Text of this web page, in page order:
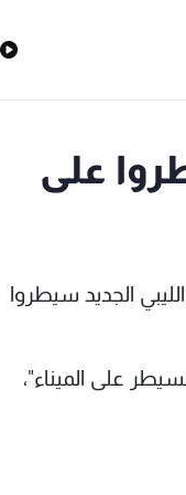
على
الجديد سيطروا
على الميناء"،